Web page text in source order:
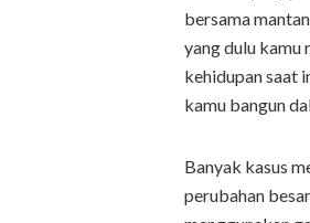
bersama
yang dulu kamu
kehidupan saat
kamu bangun
Banyak kasus
perubahan